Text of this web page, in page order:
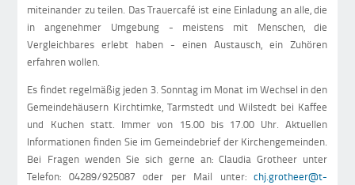
miteinander zu teilen. Das Trauercafé ist eine Einladung an alle, die
in angenehmer Umgebung - meistens mit Menschen, die
Vergleichbares erlebt haben - einen Austausch, ein Zuhören
erfahren wollen.
Es findet regelmäßig jeden 3. Sonntag im Monat im Wechsel in den
Gemeindehäusern Kirchtimke, Tarmstedt und Wilstedt bei Kaffee
und Kuchen statt. Immer von 15.00 bis 17.00 Uhr. Aktuellen
Informationen finden Sie im Gemeindebrief der Kirchengemeinden.
Bei Fragen wenden Sie sich gerne an: Claudia Grotheer unter
Telefon: 04289/925087 oder per Mail unter:chj.grotheer@t-